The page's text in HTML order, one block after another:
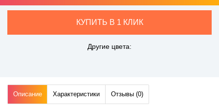
КУПИТЬ В 1 КЛИК
Другие цвета:
Описание Характеристики Отзывы (0)